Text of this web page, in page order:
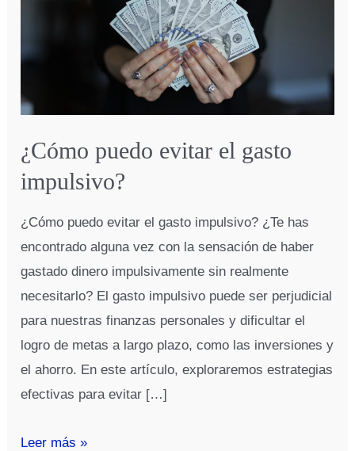
¿Cómo puedo evitar el gasto
impulsivo?
¿Cómo puedo evitar el gasto impulsivo? ¿Te has
encontrado alguna vez con la sensación de haber
gastado dinero impulsivamente sin realmente
necesitarlo? El gasto impulsivo puede ser perjudicial
para nuestras finanzas personales y dificultar el
logro de metas a largo plazo, como las inversiones y
el ahorro. En este artículo, exploraremos estrategias
efectivas para evitar […]
¿Cómo
Leer más »